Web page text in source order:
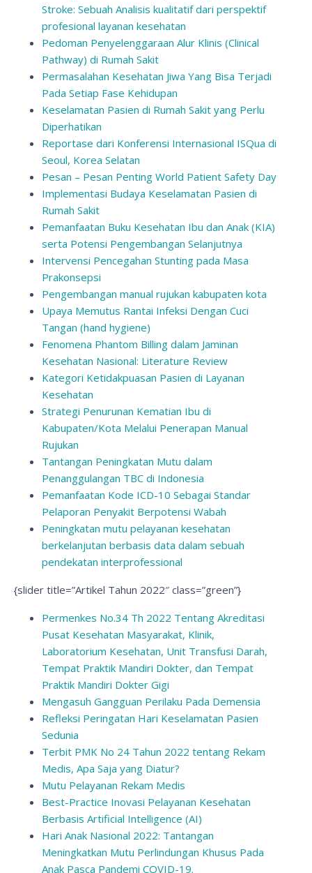
Stroke: Sebuah Analisis kualitatif dari perspektif
profesional layanan kesehatan
Pedoman Penyelenggaraan Alur Klinis (Clinical
Pathway) di Rumah Sakit
Permasalahan Kesehatan Jiwa Yang Bisa Terjadi
Pada Setiap Fase Kehidupan
Keselamatan Pasien di Rumah Sakit yang Perlu
Diperhatikan
Reportase dari Konferensi Internasional ISQua di
Seoul, Korea Selatan
Pesan – Pesan Penting World Patient Safety Day
Implementasi Budaya Keselamatan Pasien di
Rumah Sakit
Pemanfaatan Buku Kesehatan Ibu dan Anak (KIA)
serta Potensi Pengembangan Selanjutnya
Intervensi Pencegahan Stunting pada Masa
Prakonsepsi
Pengembangan manual rujukan kabupaten kota
Upaya Memutus Rantai Infeksi Dengan Cuci
Tangan (hand hygiene)
Fenomena Phantom Billing dalam Jaminan
Kesehatan Nasional: Literature Review
Kategori Ketidakpuasan Pasien di Layanan
Kesehatan
Strategi Penurunan Kematian Ibu di
Kabupaten/Kota Melalui Penerapan Manual
Rujukan
Tantangan Peningkatan Mutu dalam
Penanggulangan TBC di Indonesia
Pemanfaatan Kode ICD-10 Sebagai Standar
Pelaporan Penyakit Berpotensi Wabah
Peningkatan mutu pelayanan kesehatan
berkelanjutan berbasis data dalam sebuah
pendekatan interprofessional
{slider title=”Artikel Tahun 2022″ class=”green”}
Permenkes No.34 Th 2022 Tentang Akreditasi
Pusat Kesehatan Masyarakat, Klinik,
Laboratorium Kesehatan, Unit Transfusi Darah,
Tempat Praktik Mandiri Dokter, dan Tempat
Praktik Mandiri Dokter Gigi
Mengasuh Gangguan Perilaku Pada Demensia
Refleksi Peringatan Hari Keselamatan Pasien
Sedunia
Terbit PMK No 24 Tahun 2022 tentang Rekam
Medis, Apa Saja yang Diatur?
Mutu Pelayanan Rekam Medis
Best-Practice Inovasi Pelayanan Kesehatan
Berbasis Artificial Intelligence (AI)
Hari Anak Nasional 2022: Tantangan
Meningkatkan Mutu Perlindungan Khusus Pada
Anak Pasca Pandemi COVID-19.